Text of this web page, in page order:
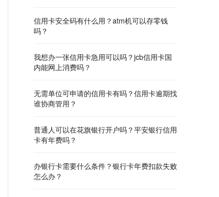
信用卡安全码有什么用？atm机可以存零钱
吗？
我想办一张信用卡急用可以吗？jcb信用卡国
内能网上消费吗？
无需单位可申请的信用卡有吗？信用卡逾期找
谁协商管用？
普通人可以在花旗银行开户吗？平安银行信用
卡有年费吗？
办银行卡需要什么条件？银行卡年费扣款失败
怎么办？